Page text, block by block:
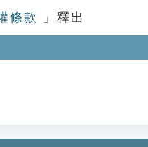
條款 」釋出